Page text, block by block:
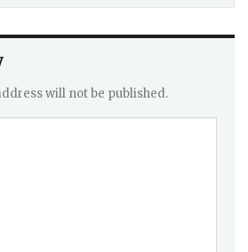
will not be published.